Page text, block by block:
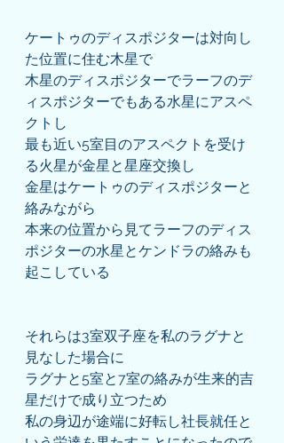
ケートゥのディスポジターは対向し
た位置に住む木星で
木星のディスポジターでラーフのデ
ィスポジターでもある水星にアスペ
クトし
最も近い5室目のアスペクトを受け
る火星が金星と星座交換し
金星はケートゥのディスポジターと
絡みながら
本来の位置から見てラーフのディス
ポジターの水星とケンドラの絡みも
起こしている
それらは3室双子座を私のラグナと
見なした場合に
ラグナと5室と7室の絡みが生来的吉
星だけで成り立つため
私の身辺が途端に好転し社長就任と